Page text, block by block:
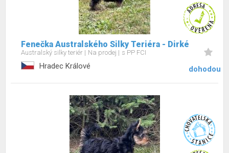
Fenečka Australského Silky Teriéra - Dirké
Australský silky teriér Na prodej s PP FCI
Hradec Králové dohodou